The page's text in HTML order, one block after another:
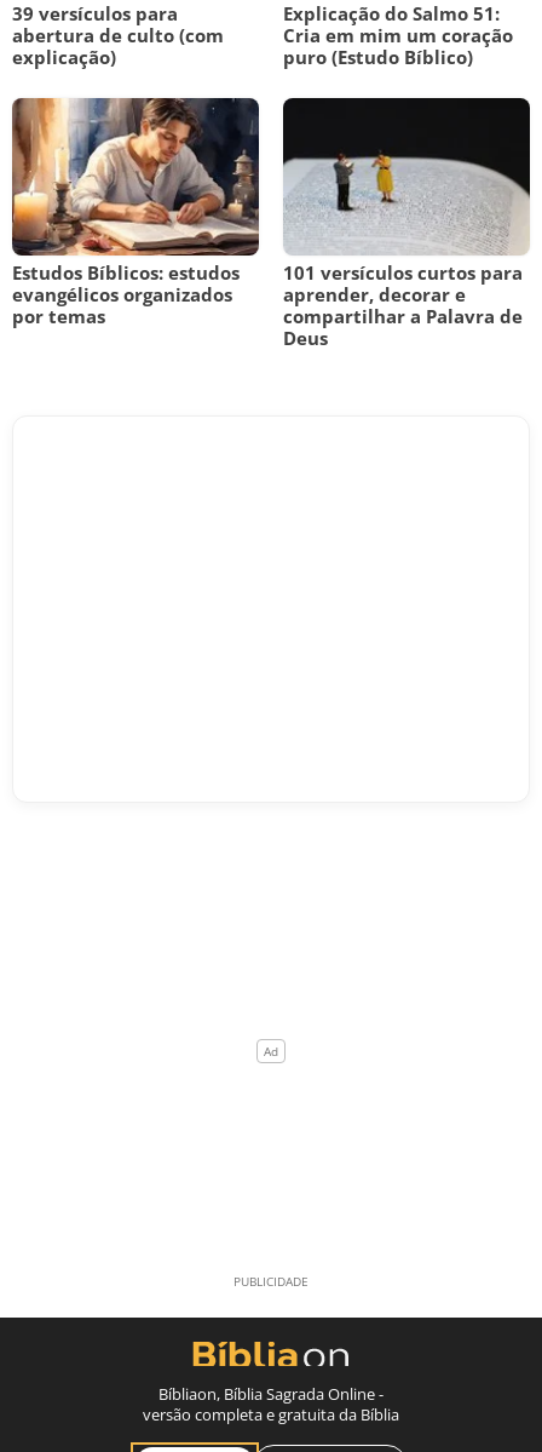
39 versículos para
abertura de culto (com
explicação)
Explicação do Salmo 51:
Cria em mim um coração
puro (Estudo Bíblico)
Estudos Bíblicos: estudos
evangélicos organizados
por temas
101 versículos curtos para
aprender, decorar e
compartilhar a Palavra de
Deus
Bíbliaon, Bíblia Sagrada Online -
versão completa e gratuita da Bíblia